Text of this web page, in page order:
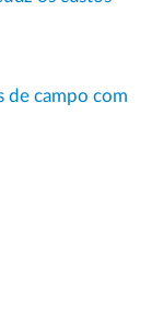
de campo com